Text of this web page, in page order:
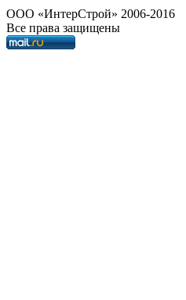
OOO «ИнтерСтрой» 2006-2016
Все права защищены